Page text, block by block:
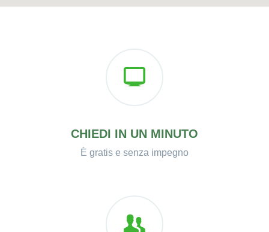
CHIEDI IN UN MINUTO
È gratis e senza impegno